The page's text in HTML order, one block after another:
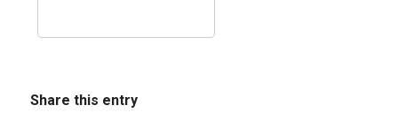
Share this entry